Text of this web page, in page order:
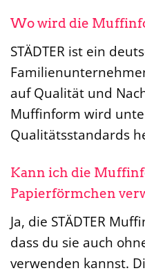
Wo wird die
STÄDTER ist ein
auf Qualität und
Muffinform wird
Qualitätsstandards
Kann ich die
Papierförmchen
Ja, die STÄDTER
dass du sie auch
verwenden kannst.